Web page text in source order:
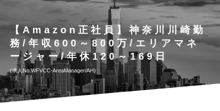
【Amazon正社員】神奈川川崎勤
務/年収600～800万/エリアマネ
ージャー/年休120～169日
求人No.WFVCC-AreaManager/AH